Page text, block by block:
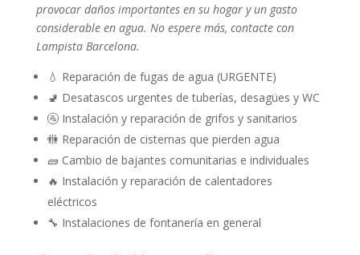
provocar daños importantes en su hogar y un gasto
considerable en agua. No espere más, contacte con
Lampista Barcelona.
💧 Reparación de fugas de agua (URGENTE)
🚽 Desatascos urgentes de tuberías, desagües y WC
🚰 Instalación y reparación de grifos y sanitarios
🚻 Reparación de cisternas que pierden agua
🧱 Cambio de bajantes comunitarias e individuales
🔥 Instalación y reparación de calentadores
eléctricos
🔧 Instalaciones de fontanería en general